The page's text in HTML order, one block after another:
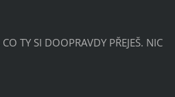
TY SI DOOPRAVDY PŘEJEŠ. NIC